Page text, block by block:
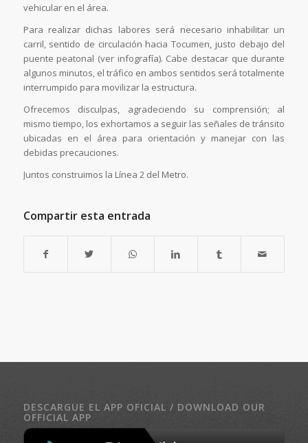
vehicular en el área.
Para realizar dichas labores será necesario inhabilitar un
carril, sentido de circulación hacia Tocumen, justo debajo del
puente peatonal (ver infografía). Cabe destacar que durante
algunos minutos, el tráfico en ambos sentidos será totalmente
interrumpido para movilizar la estructura.
Ofrecemos disculpas, agradeciendo su comprensión; al
mismo tiempo, los exhortamos a seguir las señales de tránsito
ubicadas en el área para orientación y manejar con las
debidas precauciones.
Juntos construimos la Línea 2 del Metro.
Compartir esta entrada
DESCARGUE EL APP OFICIAL / DOWNLOAD OUR
OFFICIAL APP